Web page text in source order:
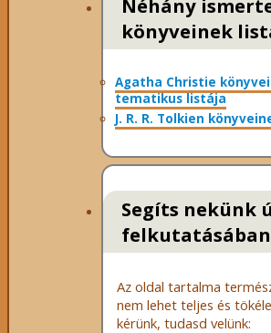
Néhány
könyveinek
Agatha Christie
tematikus listája
J. R. R. Tolkien
Segíts nekünk
Az oldal tartalma
nem lehet teljes és
kérünk, tudasd velünk: